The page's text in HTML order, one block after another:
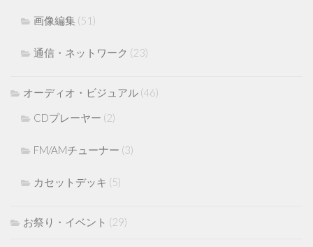
画像編集 (51)
通信・ネットワーク (23)
オーディオ・ビジュアル (46)
CDプレーヤー (2)
FM/AMチューナー (3)
カセットデッキ (5)
お祭り・イベント (29)